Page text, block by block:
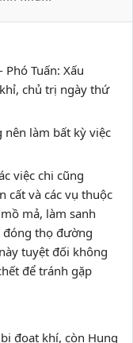
Phó Tuấn: Xấu
chủ trị ngày thứ
nên làm bất kỳ việc
việc chi cũng
cất và các vụ thuộc
mả, làm sanh
đóng thọ đường
tuyệt đối không
để tránh gặp
đoạt khí, còn Hung